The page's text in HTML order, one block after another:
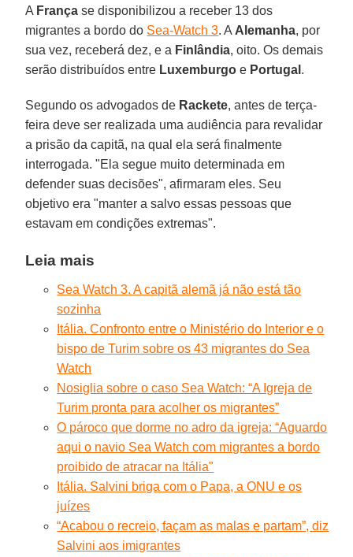
A França se disponibilizou a receber 13 dos
migrantes a bordo do Sea-Watch 3. A Alemanha, por
sua vez, receberá dez, e a Finlândia, oito. Os demais
serão distribuídos entre Luxemburgo e Portugal .
Segundo os advogados de Rackete, antes de terça-
feira deve ser realizada uma audiência para revalidar
a prisão da capitã, na qual ela será finalmente
interrogada. "Ela segue muito determinada em
defender suas decisões", afirmaram eles. Seu
objetivo era "manter a salvo essas pessoas que
estavam em condições extremas".
Leia mais
Sea Watch 3. A capitã alemã já não está tão
sozinha
Itália. Confronto entre o Ministério do Interior e o
bispo de Turim sobre os 43 migrantes do Sea
Watch
Nosiglia sobre o caso Sea Watch: “A Igreja de
Turim pronta para acolher os migrantes”
O pároco que dorme no adro da igreja: “Aguardo
aqui o navio Sea Watch com migrantes a bordo
proibido de atracar na Itália"
Itália. Salvini briga com o Papa, a ONU e os
juízes
“Acabou o recreio, façam as malas e partam”, diz
Salvini aos imigrantes